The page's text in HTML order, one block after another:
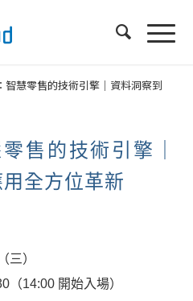
智慧零售的技術引擎｜資料洞察到
售的技術引擎｜
全方位革新
三）
（14:00 開始入場）